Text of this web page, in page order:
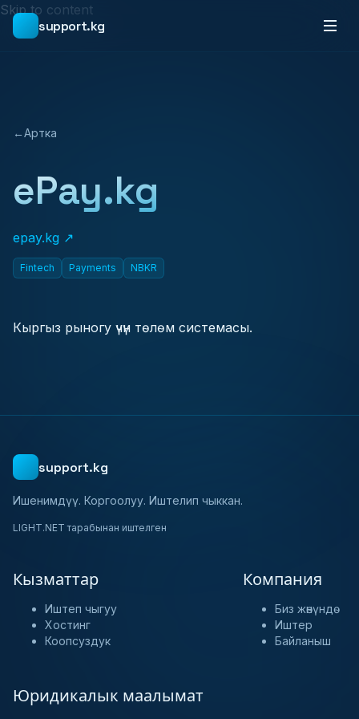
Skip to content
support.kg
←Артка
ePay.kg
epay.kg ↗
Fintech Payments NBKR
Кыргыз рыногу үчүн төлөм системасы.
support.kg
Ишенимдүү. Коргоолуу. Иштелип чыккан.
LIGHT.NET тарабынан иштелген
Кызматтар
Иштеп чыгуу
Хостинг
Коопсуздук
Компания
Биз жөнүндө
Иштер
Байланыш
Юридикалык маалымат